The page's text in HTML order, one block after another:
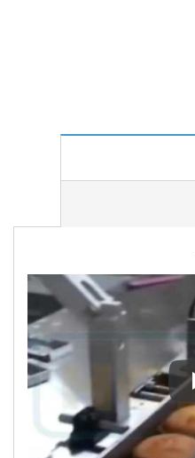
آلة تعبئة وتغليف الكب كيك تلقائية.